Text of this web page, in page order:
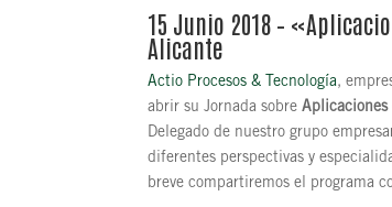
15 Junio 2018 –
Alicante
Actio Procesos & Tecnología,
abrir su Jornada sobreAplicaciones
Delegado de nuestro grupo
diferentes perspectivas y
breve compartiremos el programa